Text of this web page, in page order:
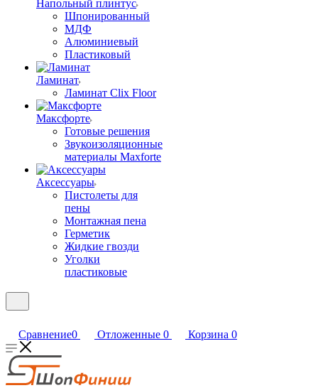
Напольный плинтус
Шпонированный
МДФ
Алюминиевый
Пластиковый
Ламинат
Ламинат Clix Floor
Максфорте
Готовые решения
Звукоизоляционные
материалы Maxforte
Аксессуары
Пистолеты для
пены
Монтажная пена
Герметик
Жидкие гвозди
Уголки
пластиковые
Сравнение0 Отложенные 0 Корзина 0